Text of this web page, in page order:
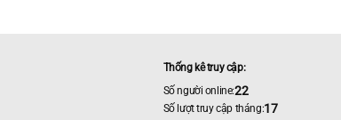
Thống kê truy cập:
Số người online:22
Số lượt truy cập tháng:17